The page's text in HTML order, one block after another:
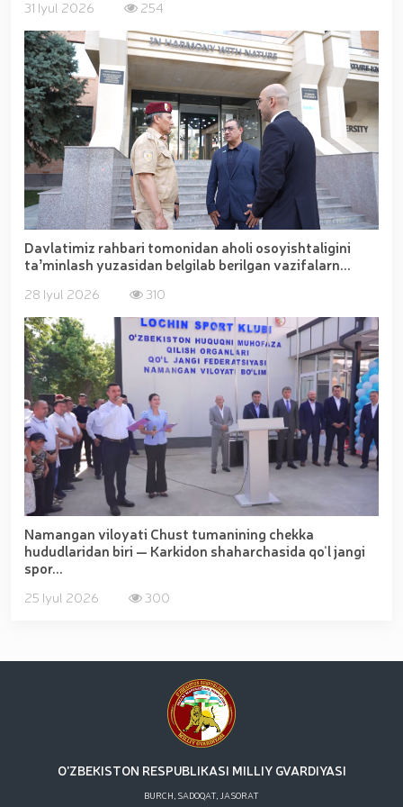
31 Iyul 2026 254
Davlatimiz rahbari tomonidan aholi osoyishtaligini
taʼminlash yuzasidan belgilab berilgan vazifalarn...
28 Iyul 2026 310
Namangan viloyati Chust tumanining chekka
hududlaridan biri — Karkidon shaharchasida qo‘l jangi
spor...
25 Iyul 2026 300
O'ZBEKISTON RESPUBLIKASI MILLIY GVARDIYASI
BURCH, SADOQAT, JASORAT